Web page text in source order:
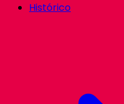
Histórico